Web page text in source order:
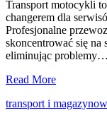
Transport motocykli
changerem dla
Profesjonalne
skoncentrować się na
eliminując problemy…
Read MoreTransport
dla
transport i